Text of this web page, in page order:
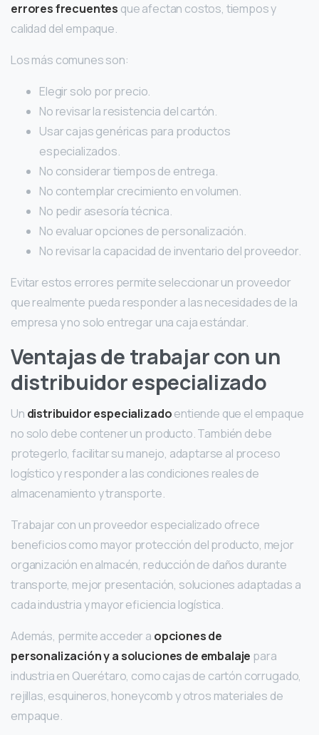
errores frecuentes que afectan costos, tiempos y
calidad del empaque.
Los más comunes son:
Elegir solo por precio.
No revisar la resistencia del cartón.
Usar cajas genéricas para productos
especializados.
No considerar tiempos de entrega.
No contemplar crecimiento en volumen.
No pedir asesoría técnica.
No evaluar opciones de personalización.
No revisar la capacidad de inventario del proveedor.
Evitar estos errores permite seleccionar un proveedor
que realmente pueda responder a las necesidades de la
empresa y no solo entregar una caja estándar.
Ventajas de trabajar con un
distribuidor especializado
Un distribuidor especializadoentiende que el empaque
no solo debe contener un producto. También debe
protegerlo, facilitar su manejo, adaptarse al proceso
logístico y responder a las condiciones reales de
almacenamiento y transporte.
Trabajar con un proveedor especializado ofrece
beneficios como mayor protección del producto, mejor
organización en almacén, reducción de daños durante
transporte, mejor presentación, soluciones adaptadas a
cada industria y mayor eficiencia logística.
Además, permite acceder a opciones de
personalización y a soluciones de embalaje para
industria en Querétaro, como cajas de cartón corrugado,
rejillas, esquineros, honeycomb y otros materiales de
empaque.